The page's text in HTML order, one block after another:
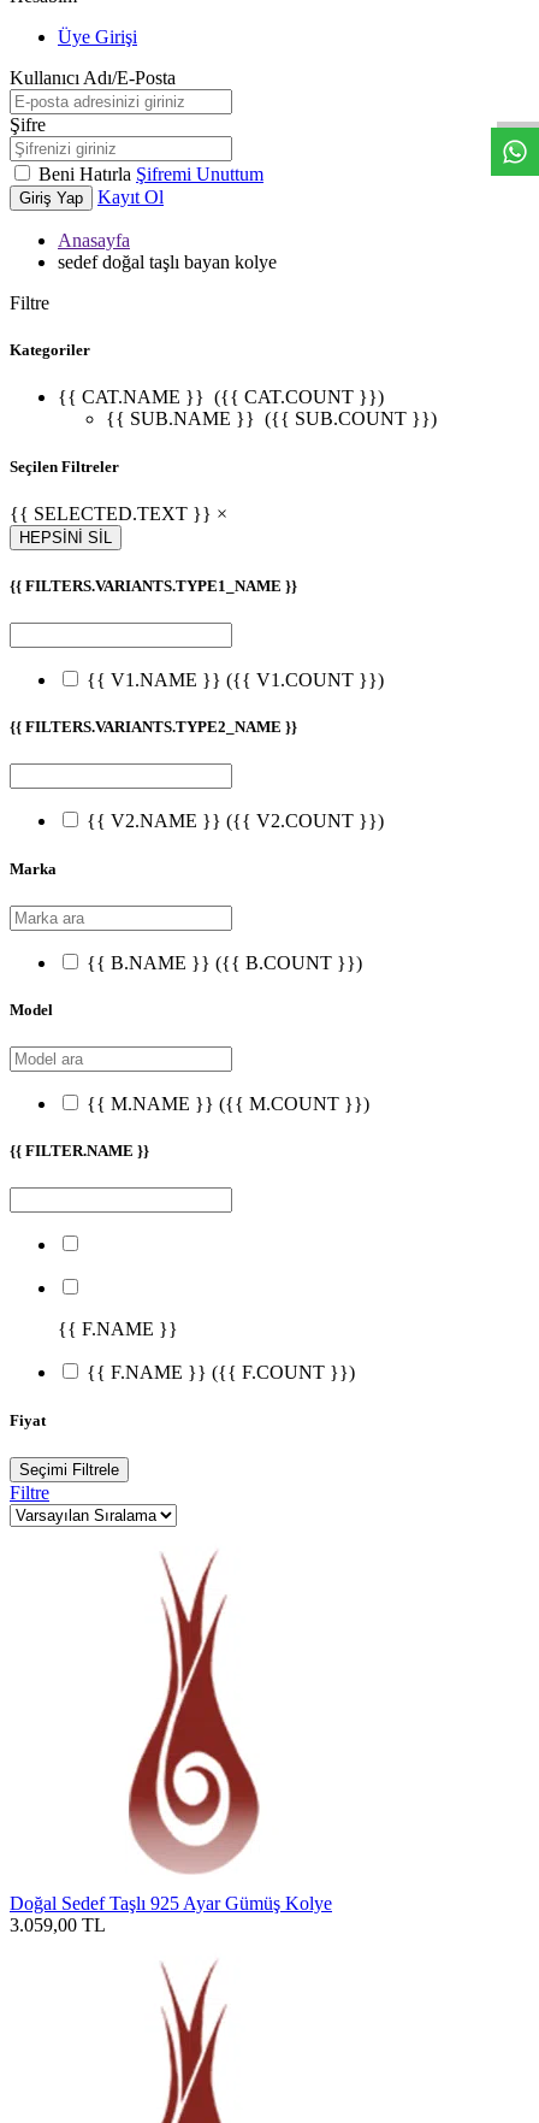
Üye Girişi
Kullanıcı Adı/E-Posta
Şifre
Beni Hatırla Şifremi Unuttum
Giriş Yap Kayıt Ol
Anasayfa
sedef doğal taşlı bayan kolye
Filtre
Kategoriler
{{ CAT.NAME }} ({{ CAT.COUNT }})
{{ SUB.NAME }} ({{ SUB.COUNT }})
Seçilen Filtreler
{{ SELECTED.TEXT }} ×
HEPSİNİ SİL
{{ FILTERS.VARIANTS.TYPE1_NAME }}
{{ V1.NAME }} ({{ V1.COUNT }})
{{ FILTERS.VARIANTS.TYPE2_NAME }}
{{ V2.NAME }} ({{ V2.COUNT }})
Marka
{{ B.NAME }} ({{ B.COUNT }})
Model
{{ M.NAME }} ({{ M.COUNT }})
{{ FILTER.NAME }}
{{ F.NAME }}
{{ F.NAME }} ({{ F.COUNT }})
Fiyat
Seçimi Filtrele
Filtre
Doğal Sedef Taşlı 925 Ayar Gümüş Kolye
3.059,00 TL